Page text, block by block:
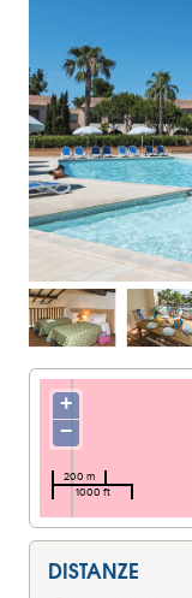
+
−
200 m
1000 ft
DISTANZE